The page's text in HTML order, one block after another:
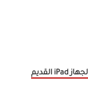
أفضل الاستخدامات العملية لجهاز iPad القديم